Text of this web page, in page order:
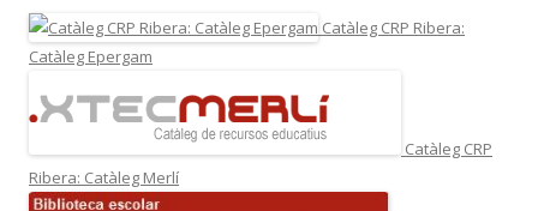
Catàleg CRP Ribera:
Catàleg Epergam
Catàleg CRP
Ribera: Catàleg Merlí